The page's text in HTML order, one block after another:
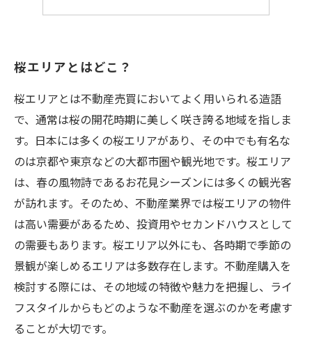
桜エリアとはどこ？
桜エリアとは不動産売買においてよく用いられる造語
で、通常は桜の開花時期に美しく咲き誇る地域を指しま
す。日本には多くの桜エリアがあり、その中でも有名な
のは京都や東京などの大都市圏や観光地です。桜エリア
は、春の風物詩であるお花見シーズンには多くの観光客
が訪れます。そのため、不動産業界では桜エリアの物件
は高い需要があるため、投資用やセカンドハウスとして
の需要もあります。桜エリア以外にも、各時期で季節の
景観が楽しめるエリアは多数存在します。不動産購入を
検討する際には、その地域の特徴や魅力を把握し、ライ
フスタイルからもどのような不動産を選ぶのかを考慮す
ることが大切です。